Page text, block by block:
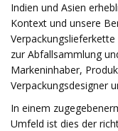
Indien und Asien
Kontext und unsere
zur Abfallsammlung
Markeninhaber,
Verpackungsdesigner
In einem
Umfeld ist dies der